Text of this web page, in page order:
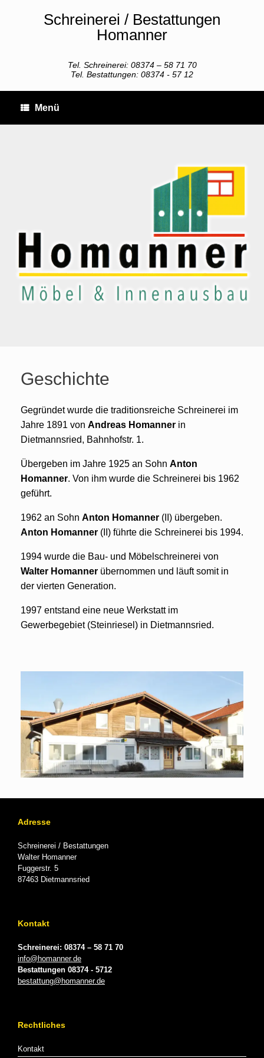
Schreinerei / Bestattungen
Homanner
Tel. Schreinerei: 08374 – 58 71 70
Tel. Bestattungen: 08374 - 57 12
Menü
Geschichte
Gegründet wurde die traditionsreiche Schreinerei im
Jahre 1891 von Andreas Homanner in
Dietmannsried, Bahnhofstr. 1.
Übergeben im Jahre 1925 an Sohn Anton
Homanner. Von ihm wurde die Schreinerei bis 1962
geführt.
1962 an Sohn Anton Homanner (II) übergeben.
Anton Homanner (II) führte die Schreinerei bis 1994.
1994 wurde die Bau- und Möbelschreinerei von
Walter Homanner übernommen und läuft somit in
der vierten Generation.
1997 entstand eine neue Werkstatt im
Gewerbegebiet (Steinriesel) in Dietmannsried.
Adresse
Schreinerei / Bestattungen
Walter Homanner
Fuggerstr. 5
87463 Dietmannsried
Kontakt
Schreinerei: 08374 – 58 71 70
info@homanner.de
Bestattungen 08374 - 5712
bestattung@homanner.de
Rechtliches
Kontakt